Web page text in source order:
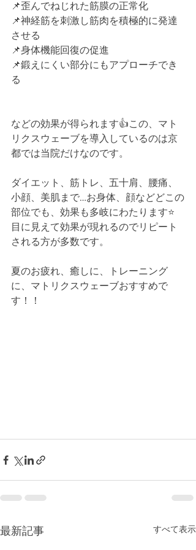
📌歪んでねじれた筋膜の正常化﻿
📌神経筋を刺激し筋肉を積極的に発達
させる﻿
📌身体機能回復の促進﻿
📌鍛えにくい部分にもアプローチでき
る﻿
などの効果が得られます👍この、マト
リクスウェーブを導入しているのは京
都では当院だけなのです。﻿
ダイエット、筋トレ、五十肩、腰痛、
小顔、美肌まで…お身体、顔などどこの
部位でも、効果も多岐にわたります⭐️﻿
目に見えて効果が現れるのでリピート
される方が多数です。﻿
夏のお疲れ、癒しに、トレーニング
に、マトリクスウェーブおすすめで
す！！
最新記事 すべて表示